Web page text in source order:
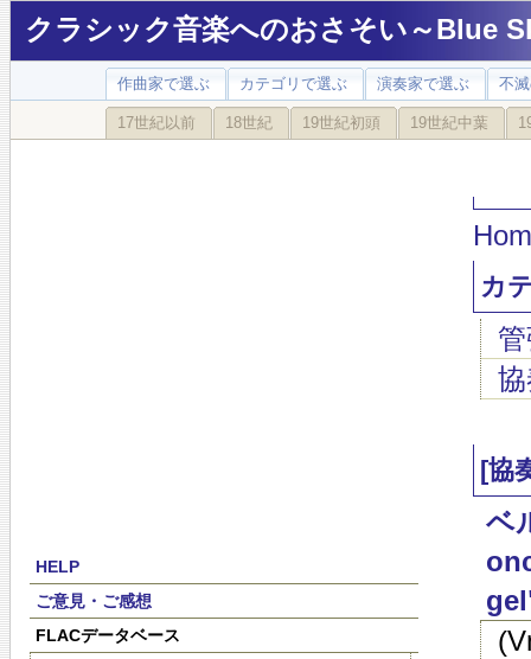
クラシック音楽へのおさそい～Blue
作曲家で選ぶ カテゴリで選ぶ 演奏家で選ぶ 不
17世紀以前 18世紀 19世紀初頭 19世紀中葉
HELP
ご意見・ご感想
FLACデータベース
カ
[協
ベ